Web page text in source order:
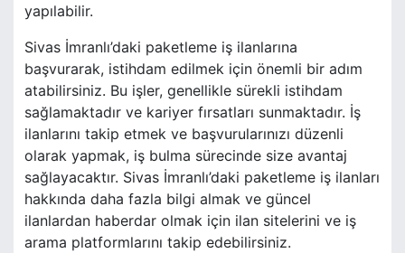
yapılabilir.
Sivas İmranlı’daki paketleme iş ilanlarına
başvurarak, istihdam edilmek için önemli bir adım
atabilirsiniz. Bu işler, genellikle sürekli istihdam
sağlamaktadır ve kariyer fırsatları sunmaktadır. İş
ilanlarını takip etmek ve başvurularınızı düzenli
olarak yapmak, iş bulma sürecinde size avantaj
sağlayacaktır. Sivas İmranlı’daki paketleme iş ilanları
hakkında daha fazla bilgi almak ve güncel
ilanlardan haberdar olmak için ilan sitelerini ve iş
arama platformlarını takip edebilirsiniz.